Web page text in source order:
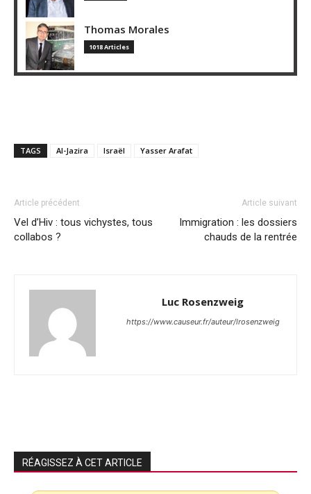
Thomas Morales
1018 Articles
TAGS Al-Jazira Israël Yasser Arafat
Article précédent
Vel d’Hiv : tous vichystes, tous
collabos ?
Article suivant
Immigration : les dossiers
chauds de la rentrée
Luc Rosenzweig
https://www.causeur.fr/auteur/lrosenzweig
RÉAGISSEZ À CET ARTICLE